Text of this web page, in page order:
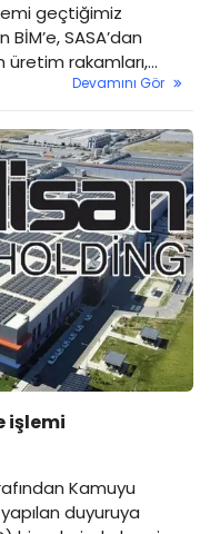
geçtiğimiz
SASA’dan
üretim rakamları,
ve yurtdışı
Devamını Gör
işlemi
Kamuyu
duyuruya